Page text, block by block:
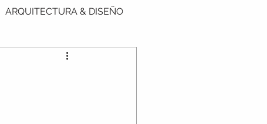
ARQUITECTURA & DISEÑO